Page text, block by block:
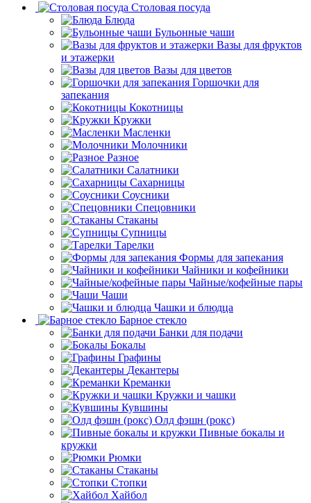
Столовая посуда
Блюда
Бульонные чаши
Вазы для фруктов
и этажерки
Вазы для цветов
Горшочки для
запекания
Кокотницы
Кружки
Масленки
Молочники
Разное
Салатники
Сахарницы
Соусники
Спецовники
Стаканы
Супницы
Тарелки
Формы для запекания
Чайники и кофейники
Чайные/кофейные пары
Чаши
Чашки и блюдца
Барное стекло
Банки для подачи
Бокалы
Графины
Декантеры
Креманки
Кружки и чашки
Кувшины
Олд фэшн (рокс)
Пивные бокалы и
кружки
Рюмки
Стаканы
Стопки
Хайбол